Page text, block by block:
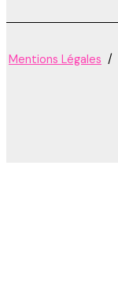
Mentions Légales /